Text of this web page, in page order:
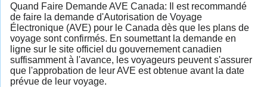
Quand Faire Demande AVE Canada: Il est recommandé
de faire la demande d'Autorisation de Voyage
Électronique (AVE) pour le Canada dès que les plans de
voyage sont confirmés. En soumettant la demande en
ligne sur le site officiel du gouvernement canadien
suffisamment à l'avance, les voyageurs peuvent s'assurer
que l'approbation de leur AVE est obtenue avant la date
prévue de leur voyage.